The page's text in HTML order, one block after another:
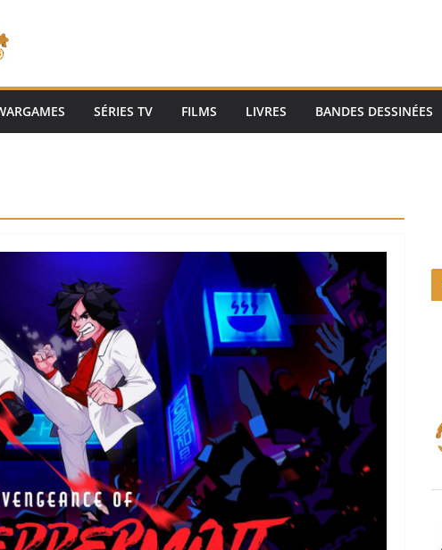
SÉRIES TV FILMS LIVRES BANDES DESSINÉES